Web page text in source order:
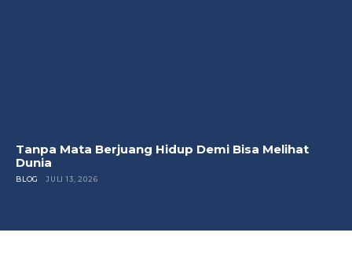
Tanpa Mata Berjuang Hidup Demi Bisa Melihat
Dunia
BLOG JULI 13, 2026